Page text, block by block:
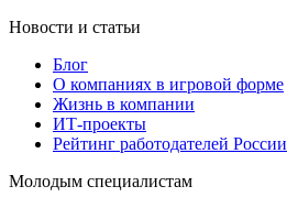
Новости и статьи
Блог
О компаниях в игровой форме
Жизнь в компании
ИТ-проекты
Рейтинг работодателей России
Молодым специалистам